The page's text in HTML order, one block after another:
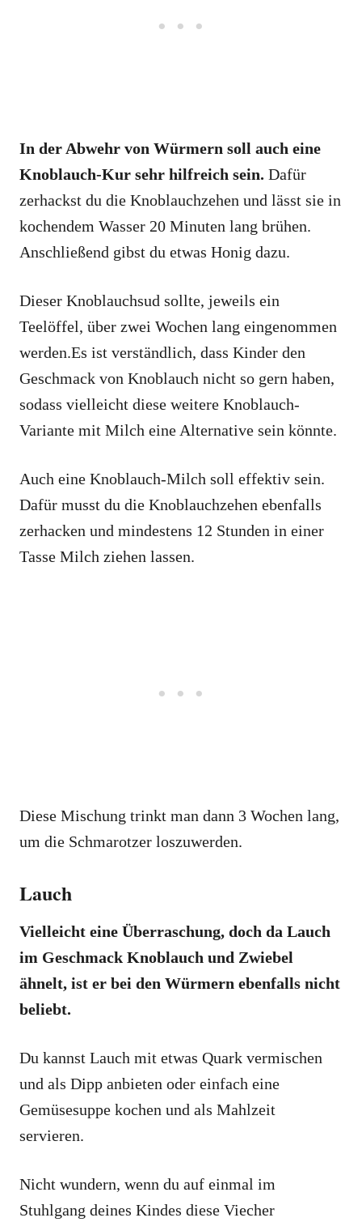
In der Abwehr von Würmern soll auch eine
Knoblauch-Kur sehr hilfreich sein. Dafür
zerhackst du die Knoblauchzehen und lässt sie in
kochendem Wasser 20 Minuten lang brühen.
Anschließend gibst du etwas Honig dazu.
Dieser Knoblauchsud sollte, jeweils ein
Teelöffel, über zwei Wochen lang eingenommen
werden.Es ist verständlich, dass Kinder den
Geschmack von Knoblauch nicht so gern haben,
sodass vielleicht diese weitere Knoblauch-
Variante mit Milch eine Alternative sein könnte.
Auch eine Knoblauch-Milch soll effektiv sein.
Dafür musst du die Knoblauchzehen ebenfalls
zerhacken und mindestens 12 Stunden in einer
Tasse Milch ziehen lassen.
Diese Mischung trinkt man dann 3 Wochen lang,
um die Schmarotzer loszuwerden.
Lauch
Vielleicht eine Überraschung, doch da Lauch
im Geschmack Knoblauch und Zwiebel
ähnelt, ist er bei den Würmern ebenfalls nicht
beliebt.
Du kannst Lauch mit etwas Quark vermischen
und als Dipp anbieten oder einfach eine
Gemüsesuppe kochen und als Mahlzeit
servieren.
Nicht wundern, wenn du auf einmal im
Stuhlgang deines Kindes diese Viecher